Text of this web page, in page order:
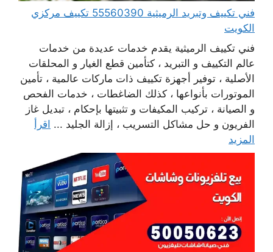
فني تكييف وتبريد الرميثية 55560390 تكييف مركزي
الكويت
فني تكييف الرميثية يقدم خدمات عديدة من خدمات
عالم التكييف و التبريد ، كتأمين قطع الغيار و المحلقات
الأصلية ، توفير أجهزة تكييف ذات ماركات عالمية ، تأمين
الموتورات بأنواعها ، كذلك الضاغطات ، خدمات الفحص
و الصيانة ، تركيب المكيفات و تثبيتها بإحكام ، تبديل غاز
الفريون و حل مشاكل التسريب ، إزالة الجليد ... اقرأ
المزيد